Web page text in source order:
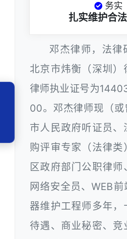
务实
扎实维护合
邓杰律师，法律
北京市炜衡（深圳）
律师执业证号为
00。邓杰律师现（或
市人民政府听证员、
购评审专家（法律类
区政府部门公职律师
网络安全员、WEB
器维护工程师多年，
待遇、商业秘密、竞